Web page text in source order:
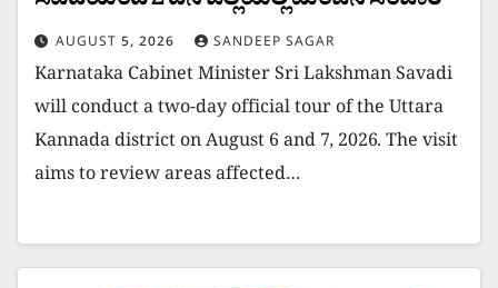
AUGUST 5, 2026 SANDEEP SAGAR
Karnataka Cabinet Minister Sri Lakshman Savadi
will conduct a two-day official tour of the Uttara
Kannada district on August 6 and 7, 2026. The visit
aims to review areas affected…